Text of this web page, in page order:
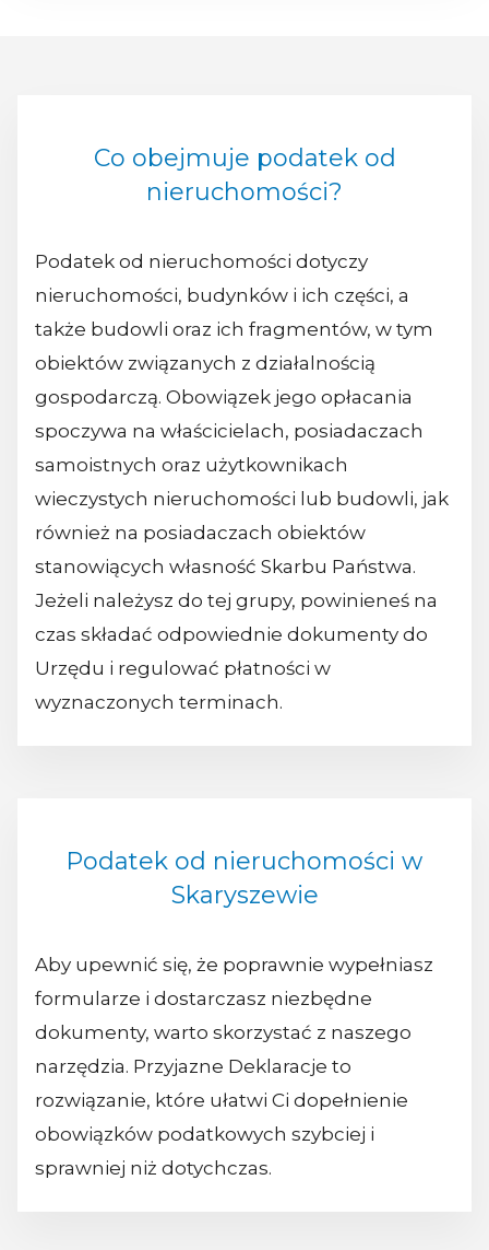
Co obejmuje podatek od
nieruchomości?
Podatek od nieruchomości dotyczy
nieruchomości, budynków i ich części, a
także budowli oraz ich fragmentów, w tym
obiektów związanych z działalnością
gospodarczą. Obowiązek jego opłacania
spoczywa na właścicielach, posiadaczach
samoistnych oraz użytkownikach
wieczystych nieruchomości lub budowli, jak
również na posiadaczach obiektów
stanowiących własność Skarbu Państwa.
Jeżeli należysz do tej grupy, powinieneś na
czas składać odpowiednie dokumenty do
Urzędu i regulować płatności w
wyznaczonych terminach.
Podatek od nieruchomości w
Skaryszewie
Aby upewnić się, że poprawnie wypełniasz
formularze i dostarczasz niezbędne
dokumenty, warto skorzystać z naszego
narzędzia. Przyjazne Deklaracje to
rozwiązanie, które ułatwi Ci dopełnienie
obowiązków podatkowych szybciej i
sprawniej niż dotychczas.